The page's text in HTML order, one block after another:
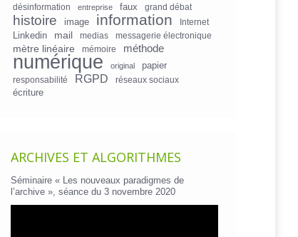
désinformation
entreprise faux grand débat
histoire image information Internet
Linkedin mail medias messagerie électronique
mètre linéaire mémoire méthode
numérique original papier
responsabilité RGPD réseaux sociaux
écriture
ARCHIVES ET ALGORITHMES
Séminaire « Les nouveaux paradigmes de
l’archive », séance du 3 novembre 2020